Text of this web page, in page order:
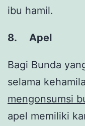
ibu hamil.
8. Apel
Bagi Bunda
selama
mengonsumsi
apel memiliki